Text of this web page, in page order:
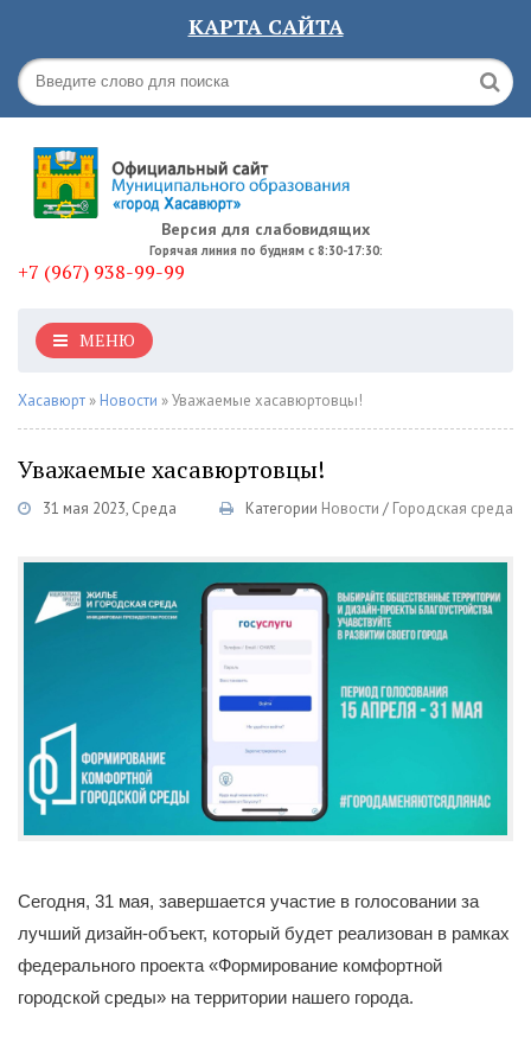
КАРТА САЙТА
Версия для слабовидящих
Горячая линия по будням с 8:30-17:30:
+7 (967) 938-99-99
МЕНЮ
Хасавюрт » Новости » Уважаемые хасавюртовцы!
Уважаемые хасавюртовцы!
31 мая 2023, Среда Категории Новости / Городская среда
Сегодня, 31 мая, завершается участие в голосовании за
лучший дизайн-объект, который будет реализован в рамках
федерального проекта «Формирование комфортной
городской среды» на территории нашего города.